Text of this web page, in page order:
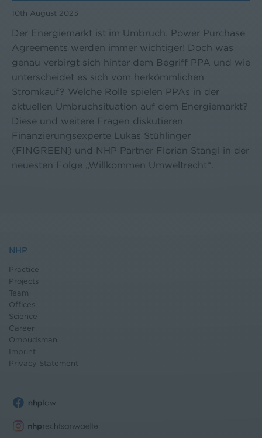
10th August 2023
Der Energiemarkt ist im Umbruch. Power Purchase
Agreements werden immer wichtiger! Doch was
genau verbirgt sich hinter dem Begriff PPA und wie
unterscheidet es sich vom herkömmlichen
Stromkauf? Welche Rolle spielen PPAs in der
aktuellen Umbruchsituation auf dem Energiemarkt?
Diese und weitere Fragen diskutieren
Finanzierungsexperte Lukas Stühlinger
(FINGREEN) und NHP Partner Florian Stangl in der
neuesten Folge „Willkommen Umweltrecht“.
NHP
Practice
Projects
Team
Offices
Science
Career
Ombudsman
Imprint
Privacy Statement